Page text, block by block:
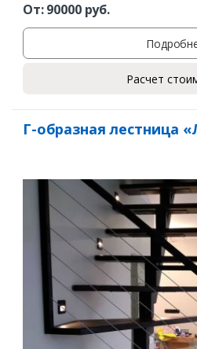
От:90000руб.
Расчет
Г-образная лестница